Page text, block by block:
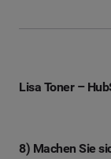
Lisa Toner –
8) Machen Sie